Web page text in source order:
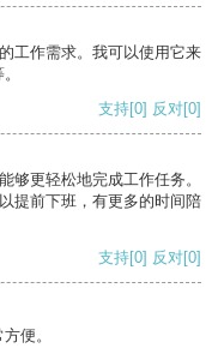
工作需求。我可以使用它来
支持[0] 反对[0]
够更轻松地完成工作任务。
提前下班，有更多的时间陪
支持[0] 反对[0]
便。